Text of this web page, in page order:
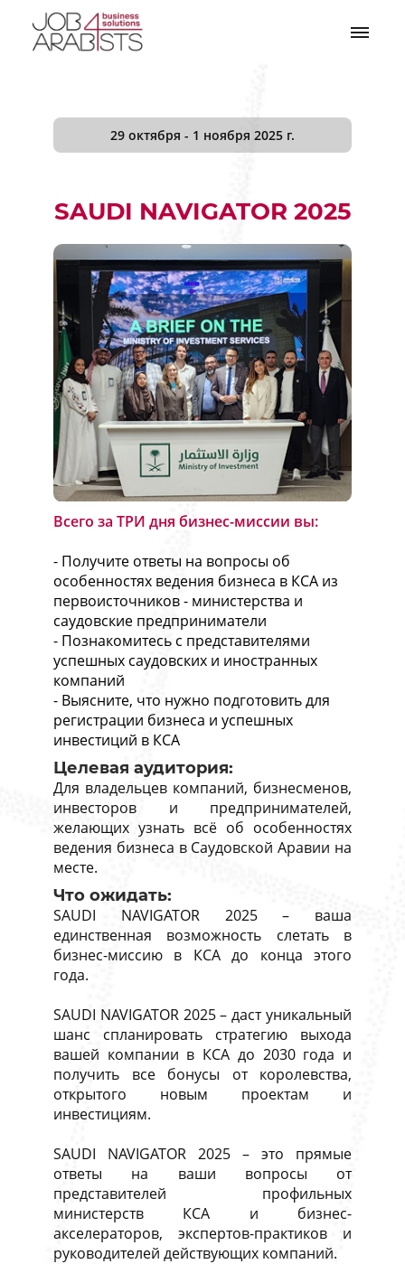
29 октября - 1 ноября 2025 г.
SAUDI NAVIGATOR 2025
Всего за ТРИ дня бизнес-миссии вы:
- Получите ответы на вопросы об
особенностях ведения бизнеса в КСА из
первоисточников - министерства и
саудовские предприниматели
- Познакомитесь с представителями
успешных саудовских и иностранных
компаний
- Выясните, что нужно подготовить для
регистрации бизнеса и успешных
инвестиций в КСА
Целевая аудитория:
Для владельцев компаний, бизнесменов,
инвесторов и предпринимателей,
желающих узнать всё об особенностях
ведения бизнеса в Саудовской Аравии на
месте.
Что ожидать:
SAUDI NAVIGATOR 2025 – ваша
единственная возможность слетать в
бизнес-миссию в КСА до конца этого
года.
SAUDI NAVIGATOR 2025 – даст уникальный
шанс спланировать стратегию выхода
вашей компании в КСА до 2030 года и
получить все бонусы от королевства,
открытого новым проектам и
инвестициям.
SAUDI NAVIGATOR 2025 – это прямые
ответы на ваши вопросы от
представителей профильных
министерств КСА и бизнес-
акселераторов, экспертов-практиков и
руководителей действующих компаний.